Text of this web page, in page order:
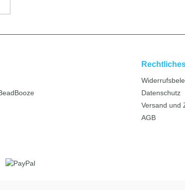
Datenschutz
Versand und
AGB